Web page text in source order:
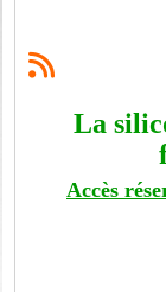
La
Accès